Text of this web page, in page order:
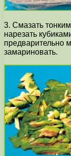
3. Смазать
нарезать
предварительно
замариновать.